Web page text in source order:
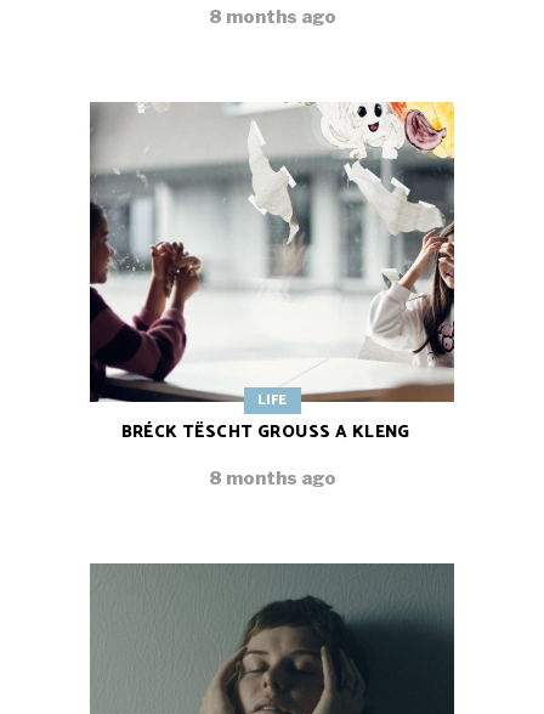
8 months ago
LIFE
BRÉCK TËSCHT GROUSS A KLENG
8 months ago